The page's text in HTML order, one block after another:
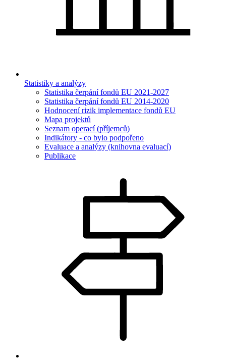
Statistiky a analýzy
Statistika čerpání fondů EU 2021-2027
Statistika čerpání fondů EU 2014-2020
Hodnocení rizik implementace fondů EU
Mapa projektů
Seznam operací (příjemců)
Indikátory - co bylo podpořeno
Evaluace a analýzy (knihovna evaluací)
Publikace